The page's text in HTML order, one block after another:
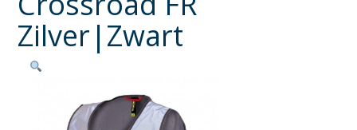
Zilver|Zwart